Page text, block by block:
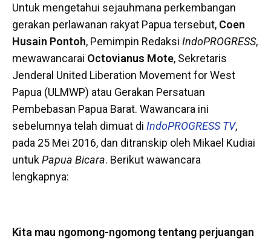
Untuk mengetahui sejauhmana perkembangan
gerakan perlawanan rakyat Papua tersebut, Coen
Husain Pontoh, Pemimpin Redaksi IndoPROGRESS,
mewawancarai Octovianus Mote, Sekretaris
Jenderal United Liberation Movement for West
Papua (ULMWP) atau Gerakan Persatuan
Pembebasan Papua Barat. Wawancara ini
sebelumnya telah dimuat di IndoPROGRESS TV,
pada 25 Mei 2016, dan ditranskip oleh Mikael Kudiai
untukPapua Bicara. Berikut wawancara
lengkapnya:
Kita mau ngomong-ngomong tentang perjuangan